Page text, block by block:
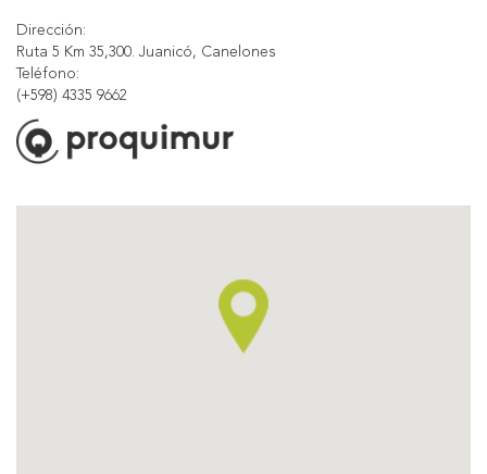
Dirección:
Ruta 5 Km 35,300. Juanicó, Canelones
Teléfono:
(+598) 4335 9662